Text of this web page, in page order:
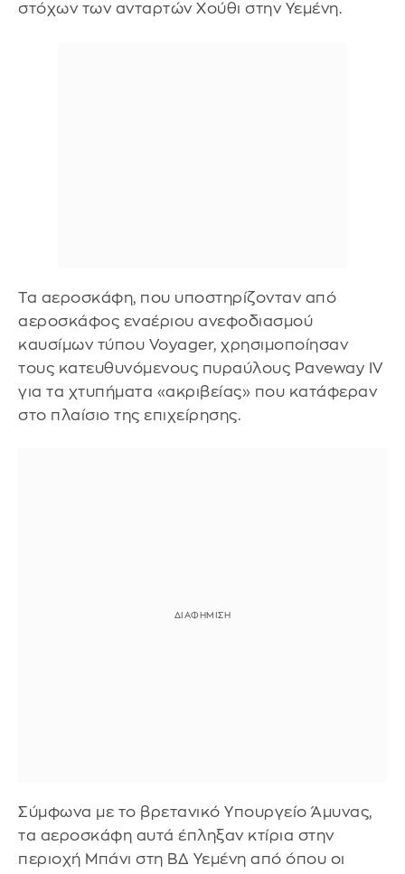
στόχων των ανταρτών Χούθι στην Υεμένη.
Τα αεροσκάφη, που υποστηρίζονταν από
αεροσκάφος εναέριου ανεφοδιασμού
καυσίμων τύπου Voyager, χρησιμοποίησαν
τους κατευθυνόμενους πυραύλους Paveway IV
για τα χτυπήματα «ακριβείας» που κατάφεραν
στο πλαίσιο της επιχείρησης.
Σύμφωνα με το βρετανικό Υπουργείο Άμυνας,
τα αεροσκάφη αυτά έπληξαν κτίρια στην
περιοχή Μπάνι στη ΒΔ Υεμένη από όπου οι